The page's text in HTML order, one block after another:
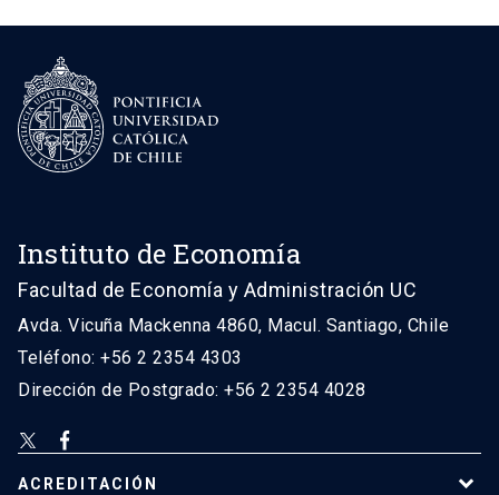
Instituto de Economía
Facultad de Economía y Administración UC
Avda. Vicuña Mackenna 4860, Macul. Santiago, Chile
Teléfono: +56 2 2354 4303
Dirección de Postgrado: +56 2 2354 4028
ACREDITACIÓN